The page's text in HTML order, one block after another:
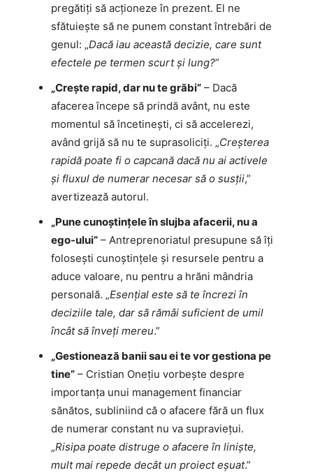
pregătiți să acționeze în prezent. El ne
sfătuiește să ne punem constant întrebări de
genul: „Dacă iau această decizie, care sunt
efectele pe termen scurt și lung?”
„Crește rapid, dar nu te grăbi” – Dacă
afacerea începe să prindă avânt, nu este
momentul să încetinești, ci să accelerezi,
având grijă să nu te suprasoliciți. „Creșterea
rapidă poate fi o capcană dacă nu ai activele
și fluxul de numerar necesar să o susții,”
avertizează autorul.
„Pune cunoștințele în slujba afacerii, nu a
ego-ului” – Antreprenoriatul presupune să îți
folosești cunoștințele și resursele pentru a
aduce valoare, nu pentru a hrăni mândria
personală. „Esențial este să te încrezi în
deciziile tale, dar să rămâi suficient de umil
încât să înveți mereu.”
„Gestionează banii sau ei te vor gestiona pe
tine” – Cristian Onețiu vorbește despre
importanța unui management financiar
sănătos, subliniind că o afacere fără un flux
de numerar constant nu va supraviețui.
„Risipa poate distruge o afacere în liniște,
mult mai repede decât un proiect eșuat.”